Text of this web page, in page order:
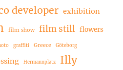
developer exhibition
film show film still flowers
graffiti Greece Göteborg
Hermannplatz Illy